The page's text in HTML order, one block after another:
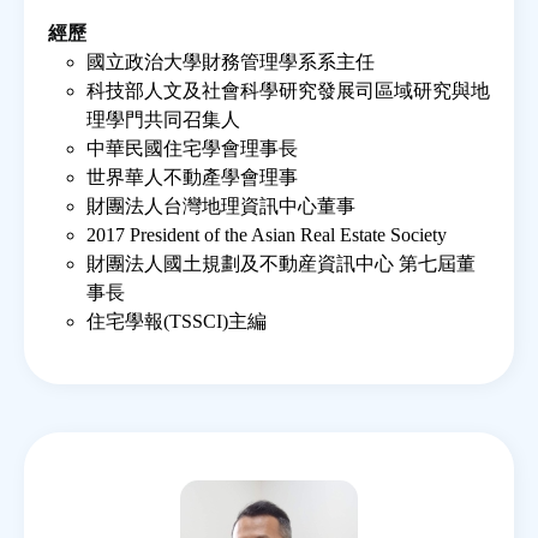
經歷
國立政治大學財務管理學系系主任
科技部人文及社會科學研究發展司區域研究與地
理學門共同召集人
中華民國住宅學會理事長
世界華人不動產學會理事
財團法人台灣地理資訊中心董事
2017 President of the Asian Real Estate Society
財團法人國土規劃及不動産資訊中心 第七屆董
事長
住宅學報(TSSCI)主編